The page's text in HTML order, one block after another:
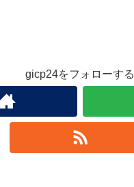
gicp24をフォローする